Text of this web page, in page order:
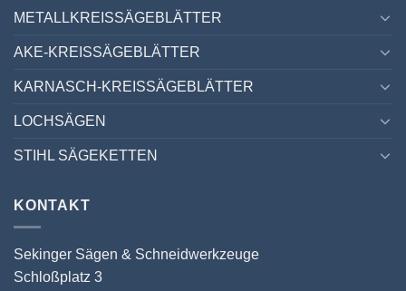
METALLKREISSÄGEBLÄTTER
AKE-KREISSÄGEBLÄTTER
KARNASCH-KREISSÄGEBLÄTTER
LOCHSÄGEN
STIHL SÄGEKETTEN
KONTAKT
Sekinger Sägen & Schneidwerkzeuge
Schloßplatz 3